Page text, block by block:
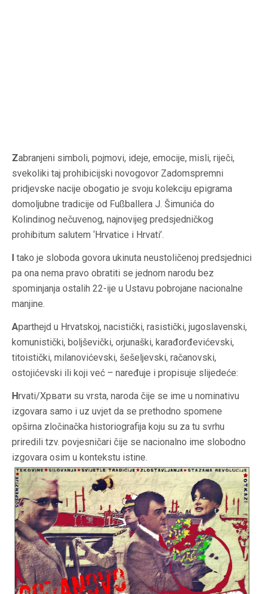
Zabranjeni simboli, pojmovi, ideje, emocije, misli, riječi,
svekoliki taj prohibicijski novogovor Zadomspremni
pridjevske nacije obogatio je svoju kolekciju epigrama
domoljubne tradicije od Fußballera J. Šimunića do
Kolindinog nečuvenog, najnovijeg predsjedničkog
prohibitum salutem ‘Hrvatice i Hrvati’.
tako je sloboda govora ukinuta neustoličenoj predsjednici
pa ona nema pravo obratiti se jednom narodu bez
spominjanja ostalih 22-ije u Ustavu pobrojane nacionalne
manjine.
Aparthejd u Hrvatskoj, nacistički, rasistički, jugoslavenski,
komunistički, boljševički, orjunaški, karađorđevićevski,
titoistički, milanovićevski, šešeljevski, račanovski,
ostojićevski ili koji već – naređuje i propisuje slijedeće:
Hrvati/Хрвати su vrsta, naroda čije se ime u nominativu
izgovara samo i uz uvjet da se prethodno spomene
opširna zločinačka historiografija koju su za tu svrhu
priredili tzv. povjesničari čije se nacionalno ime slobodno
izgovara osim u kontekstu istine.